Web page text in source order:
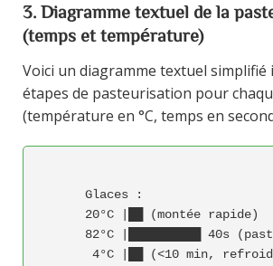
3. Diagramme textuel de la
(temps et température)
Voici un diagramme textuel
étapes de pasteurisation pour
(température en °C, temps en
      Glaces :
      20°C |██ (montée rapide)
82°C |██████████ 40s
4°C |██ (<10 min,